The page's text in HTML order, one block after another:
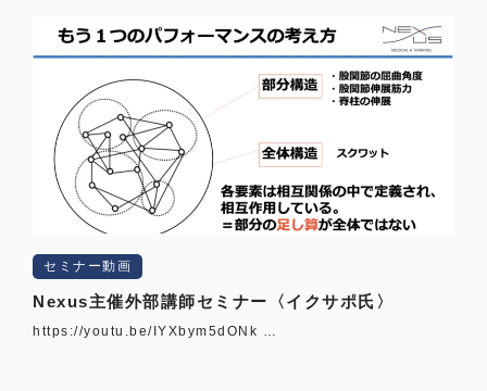
セミナー動画
Nexus主催外部講師セミナー〈イクサポ氏〉
https://youtu.be/IYXbym5dONk …